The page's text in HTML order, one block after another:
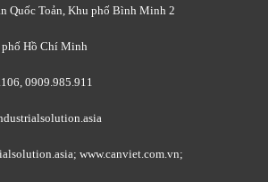
Quốc Toản, Khu phố Bình Minh 2
phố Hồ Chí Minh
0909.985.911
www.canviet.com.vn;